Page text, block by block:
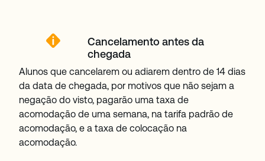
Cancelamento antes da
chegada
Alunos que cancelarem ou adiarem dentro de 14 dias
da data de chegada, por motivos que não sejam a
negação do visto, pagarão uma taxa de
acomodação de uma semana, na tarifa padrão de
acomodação, e a taxa de colocação na
acomodação.